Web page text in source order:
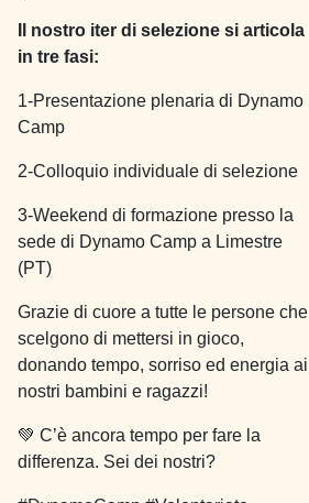
Il nostro iter di selezione si articola
in tre fasi:
1-Presentazione plenaria di Dynamo
Camp
2-Colloquio individuale di selezione
3-Weekend di formazione presso la
sede di Dynamo Camp a Limestre
(PT)
Grazie di cuore a tutte le persone che
scelgono di mettersi in gioco,
donando tempo, sorriso ed energia ai
nostri bambini e ragazzi!
💚 C’è ancora tempo per fare la
differenza. Sei dei nostri?